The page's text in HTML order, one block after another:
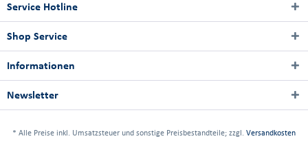
Service Hotline
Shop Service
Informationen
Newsletter
* Alle Preise inkl. Umsatzsteuer und sonstige Preisbestandteile; zzgl. Versandkosten